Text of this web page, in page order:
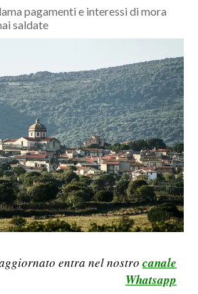
pagamenti e interessi di mora
saldate
entra nel nostro canale
Whatsapp